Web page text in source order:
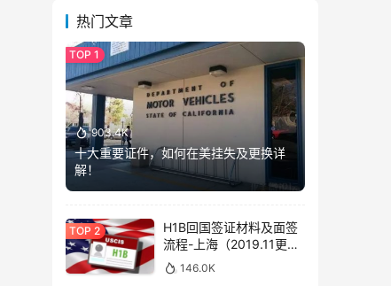
热门文章
903.4K
十大重要证件，如何在美挂失及更换详
解！
H1B回国签证材料及面签
流程-上海（2019.11更
新）146.0K